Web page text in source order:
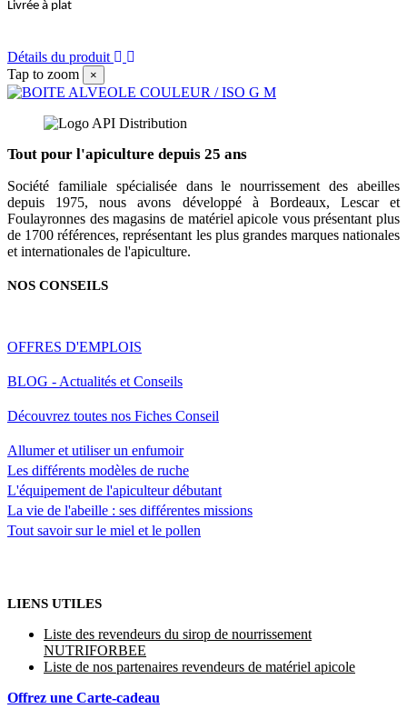
Livrée à plat
Détails du produit
Tap to zoom
×
Tout pour l'apiculture depuis 25 ans
Société familiale spécialisée dans le nourrissement des abeilles
depuis 1975, nous avons développé à Bordeaux, Lescar et
Foulayronnes des magasins de matériel apicole vous présentant plus
de 1700 références, représentant les plus grandes marques nationales
et internationales de l'apiculture.
NOS CONSEILS
OFFRES D'EMPLOIS
BLOG - Actualités et Conseils
Découvrez toutes nos Fiches Conseil
Allumer et utiliser un enfumoir
Les différents modèles de ruche
L'équipement de l'apiculteur débutant
La vie de l'abeille : ses différentes missions
Tout savoir sur le miel et le pollen
LIENS UTILES
Liste des revendeurs du sirop de nourrissement
NUTRIFORBEE
Liste de nos partenaires revendeurs de matériel apicole
Offrez une Carte-cadeau